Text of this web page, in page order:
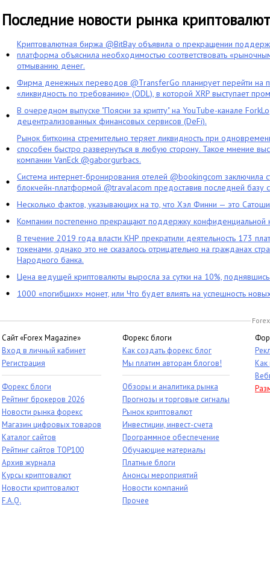
Последние новости рынка криптовалют
Криптовалютная биржа @BitBay объявила о прекращении
платформа объяснила необходимостью соответствовать
отмыванию денег.
Фирма денежных переводов @TransferGo планирует перейти на
«ликвидность по требованию» (ODL), в которой XRP выступает
В очередном выпуске "Поясни за крипту" на YouTube-канале
децентрализованных финансовых сервисов (DeFi).
Рынок биткоина стремительно теряет ликвидность при
способен быстро развернуться в любую сторону. Такое мнение
компании VanEck @gaborgurbacs.
Система интернет-бронирования отелей @bookingcom заключила
блокчейн-платформой @travalacom предоставив последней базу
Несколько фактов, указывающих на то, что Хэл Финни — это
Компании постепенно прекращают поддержку конфиденциальной
В течение 2019 года власти КНР прекратили деятельность 173
токенами, однако это не сказалось отрицательно на гражданах
Народного банка.
Цена ведущей криптовалюты выросла за сутки на 10%,
1000 «погибших» монет, или Что будет влиять на успешность
Сайт «Forex Magazine»
Вход в личный кабинет
Регистрация
Форекс блоги
Рейтинг брокеров 2026
Новости рынка форекс
Магазин цифровых товаров
Каталог сайтов
Рейтинг сайтов TOP100
Архив журнала
Курсы криптовалют
Новости криптовалют
F.A.Q.
Форекс блоги
Как создать форекс блог
Мы платим авторам блогов!
Обзоры и аналитика рынка
Прогнозы и торговые сигналы
Рынок криптовалют
Инвестиции, инвест-счета
Программное обеспечение
Обучающие материалы
Платные блоги
Анонсы мероприятий
Новости компаний
Прочее
Как